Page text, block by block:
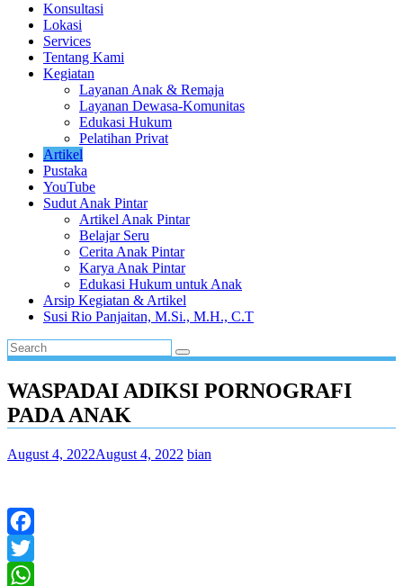
Konsultasi
Lokasi
Services
Tentang Kami
Kegiatan
Layanan Anak & Remaja
Layanan Dewasa-Komunitas
Edukasi Hukum
Pelatihan Privat
Artikel
Pustaka
YouTube
Sudut Anak Pintar
Artikel Anak Pintar
Belajar Seru
Cerita Anak Pintar
Karya Anak Pintar
Edukasi Hukum untuk Anak
Arsip Kegiatan & Artikel
Susi Rio Panjaitan, M.Si., M.H., C.T
WASPADAI ADIKSI PORNOGRAFI
PADA ANAK
August 4, 2022August 4, 2022 bian
Facebook
Twitter